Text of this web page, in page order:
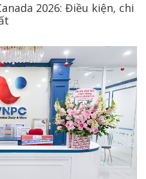
2026: Điều kiện, chi